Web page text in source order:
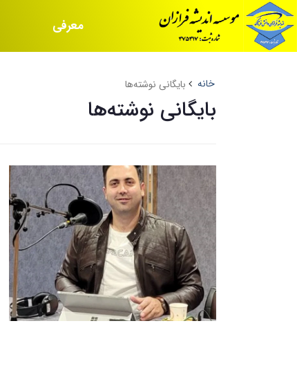
معرفی
خانه بایگانی نوشته‌ها
بایگانی نوشته‌ها